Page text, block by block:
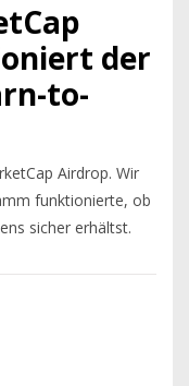
der
to-
Airdrop. Wir
funktionierte, ob
sicher erhältst.